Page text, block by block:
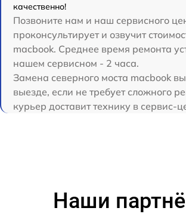
качественно!
Позвоните нам и наш сервисного
проконсультирует и озвучит
macbook. Среднее время ремонта
нашем сервисном - 2 часа.
Замена северного моста macbook
выезде, если не требует сложного
курьер доставит технику в сервис-
Наши